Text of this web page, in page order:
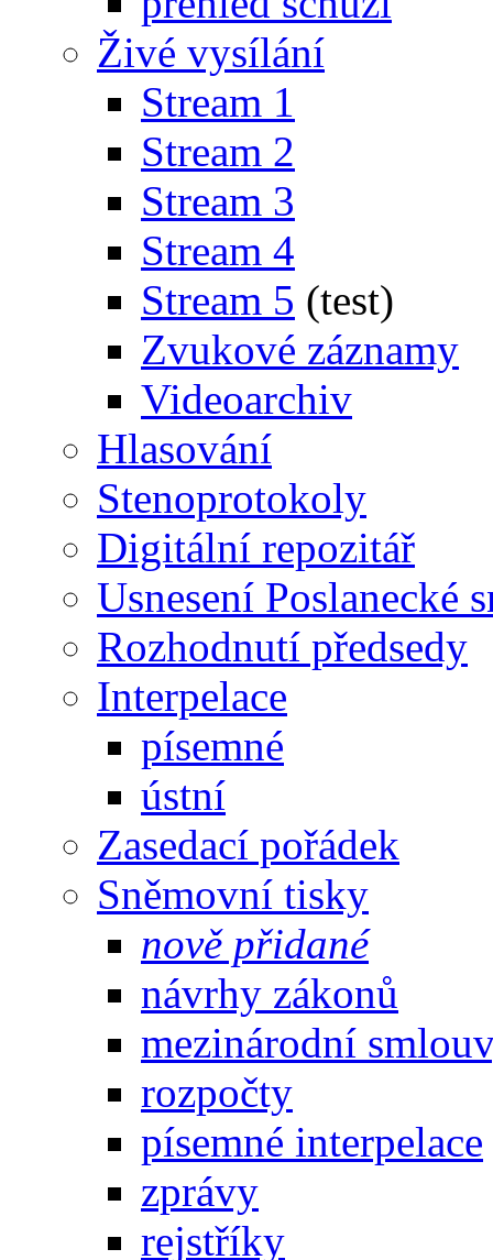
Živé vysílání
Stream 1
Stream 2
Stream 3
Stream 4
Stream 5 (test)
Zvukové záznamy
Videoarchiv
Hlasování
Stenoprotokoly
Digitální repozitář
Usnesení Poslanecké
Rozhodnutí předsedy
Interpelace
písemné
ústní
Zasedací pořádek
Sněmovní tisky
nově přidané
návrhy zákonů
mezinárodní
rozpočty
písemné interpelace
zprávy
rejstříky